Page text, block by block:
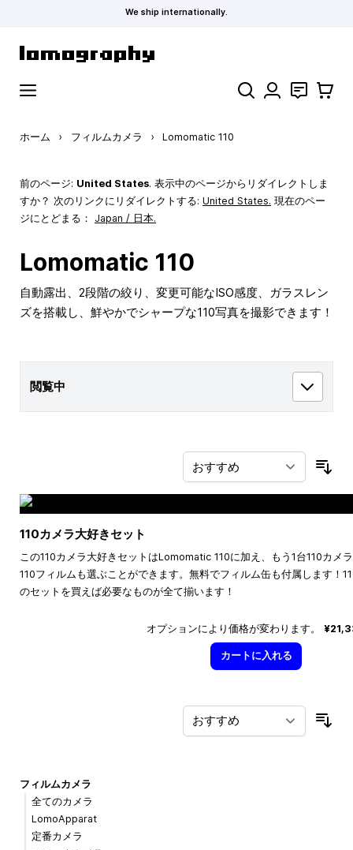
We ship internationally.
検索 お問い合わ
カート
ホーム › フィルムカメラ › Lomomatic 110
前のページ: United States. 表示中のページからリダイレクトしま
すか？ 次のリンクにリダイレクトする: United States. 現在のペー
ジにとどまる： Japan / 日本.
Lomomatic 110
自動露出、2段階の絞り、変更可能なISO感度、ガラスレン
ズを搭載し、鮮やかでシャープな110写真を撮影できます！
閲覧中
110カメラ大好きセット
この110カメラ大好きセットはLomomatic 110に加え、もう1台110カメ
110フィルムも選ぶことができます。無料でフィルム缶も付属します！
のセットを買えば必要なものが全て揃います！
オプションにより価格が変わります。
カートに入れる
フィルムカメラ
全てのカメラ
LomoApparat
定番カメラ